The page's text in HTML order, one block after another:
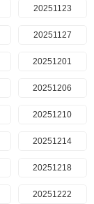
20251123
20251127
20251201
20251206
20251210
20251214
20251218
20251222